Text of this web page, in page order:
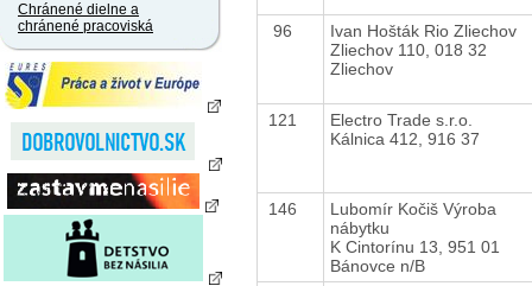
Chránené dielne a
chránené pracoviská
96
Ivan Hošták Rio Zliechov
Zliechov 110, 018 32
Zliechov
121
Electro Trade s.r.o.
Kálnica 412, 916 37
146
Lubomír Kočiš Výroba
nábytku
K Cintorínu 13, 951 01
Bánovce n/B